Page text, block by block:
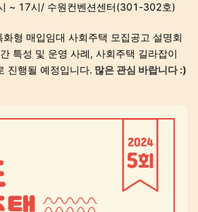
~ 17시/ 수원컨벤션센터(301-302호)
형 매입임대 사회주택 모집공고 설명회
특성 및 운영 사례, 사회주택 길라잡이
진행될 예정입니다. 많은 관심 바랍니다 :)